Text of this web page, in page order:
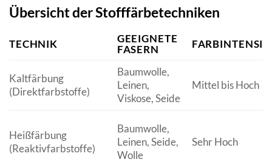
Übersicht der Stofffärbetechniken
TECHNIK
GEEIGNETE
FASERN
Kaltfärbung
(Direktfarbstoffe)
Baumwolle,
Leinen,
Viskose, Seide
Mittel bis Hoch
Heißfärbung
(Reaktivfarbstoffe)
Baumwolle,
Leinen, Seide,
Wolle
Sehr Hoch